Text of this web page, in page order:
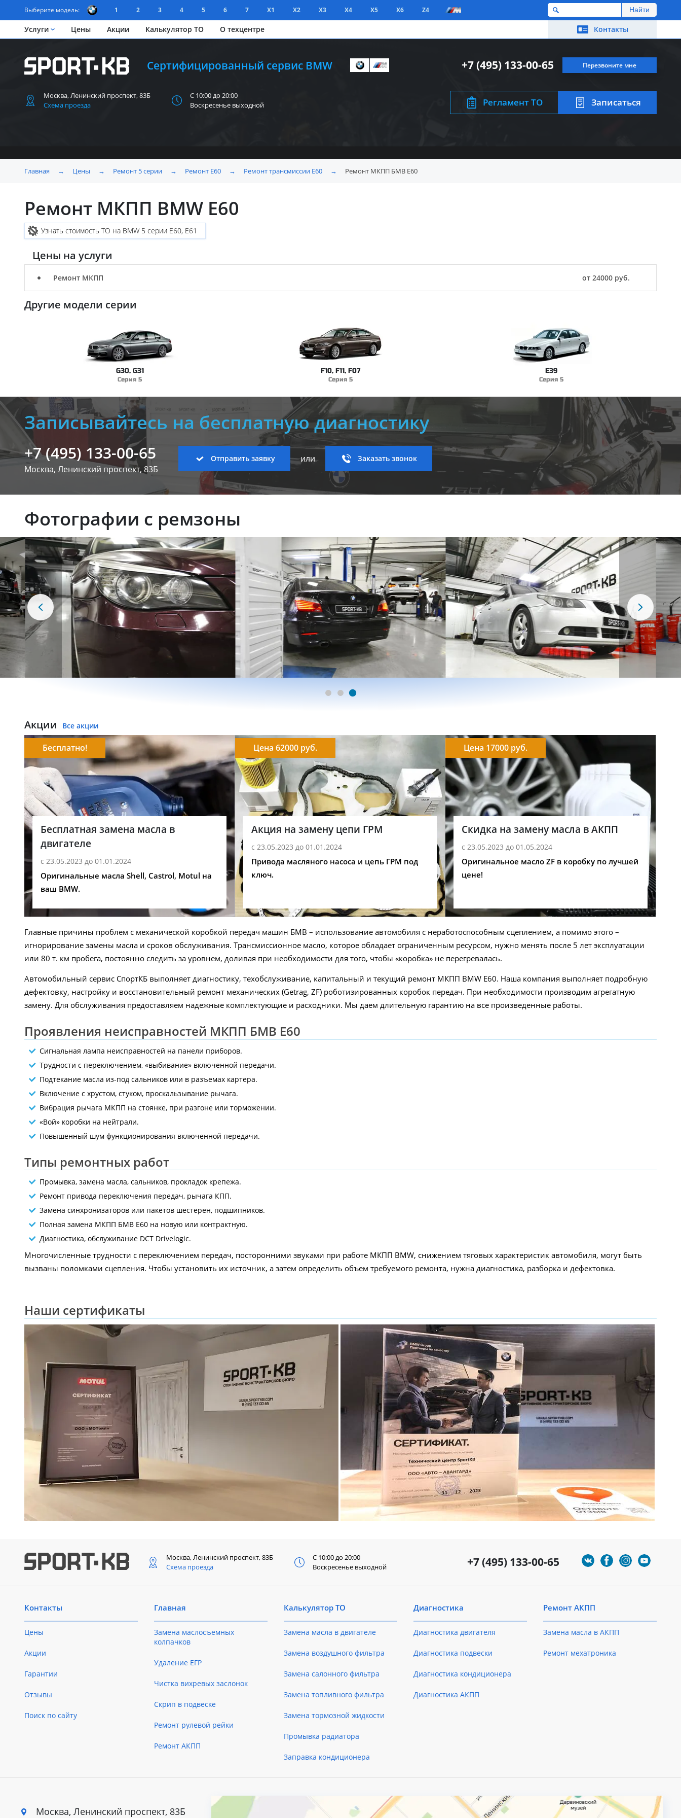
Выберите модель: 1 2 3 4 5 6 7 X1 X2 X3 X4 X5 X6 Z4
Услуги Цены Акции Калькулятор ТО О техцентре Контакты
Сертифицированный сервис BMW Перезвоните мне
+7 (495) 133-00-65
Москва, Ленинский проспект, 83Б
Схема проезда
С 10:00 до 20:00
Воскресенье выходной
Регламент ТО Записаться
Главная → Цены → Ремонт 5 серии → Ремонт Е60 → Ремонт трансмиссии E60 → Ремонт МКПП БМВ E60
Ремонт МКПП BMW E60
Узнать стоимость ТО на BMW 5 серии E60, E61
Цены на услуги
Ремонт МКПП от 24000 руб.
Другие модели серии
G30, G31
Серия 5
F10, F11, F07
Серия 5
E39
Серия 5
Записывайтесь на бесплатную диагностику
+7 (495) 133-00-65
Москва, Ленинский проспект, 83Б
Отправить заявку или Заказать звонок
Фотографии с ремзоны
Акции Все акции
Бесплатная замена масла в
двигателе
с 23.05.2023 до 01.01.2024
Бесплатно!
Оригинальные масла Shell, Castrol, Motul на
ваш BMW.
Акция на замену цепи ГРМ
с 23.05.2023 до 01.01.2024
Цена 62000 руб.
Привода масляного насоса и цепь ГРМ под
ключ.
Скидка на замену масла в АКПП
с 23.05.2023 до 01.05.2024
Цена 17000 руб.
Оригинальное масло ZF в коробку по лучшей
цене!
Главные причины проблем с механической коробкой передач машин БМВ – использование автомобиля с неработоспособным сцеплением, а помимо этого –
игнорирование замены масла и сроков обслуживания. Трансмиссионное масло, которое обладает ограниченным ресурсом, нужно менять после 5 лет эксплуатации
или 80 т. км пробега, постоянно следить за уровнем, доливая при необходимости для того, чтобы «коробка» не перегревалась.
Автомобильный сервис СпортКБ выполняет диагностику, техобслуживание, капитальный и текущий ремонт МКПП BMW E60. Наша компания выполняет подробную
дефектовку, настройку и восстановительный ремонт механических (Getrag, ZF) роботизированных коробок передач. При необходимости производим агрегатную
замену. Для обслуживания предоставляем надежные комплектующие и расходники. Мы даем длительную гарантию на все произведенные работы.
Проявления неисправностей МКПП БМВ E60
Сигнальная лампа неисправностей на панели приборов.
Трудности с переключением, «выбивание» включенной передачи.
Подтекание масла из-под сальников или в разъемах картера.
Включение с хрустом, стуком, проскальзывание рычага.
Вибрация рычага МКПП на стоянке, при разгоне или торможении.
«Вой» коробки на нейтрали.
Повышенный шум функционирования включенной передачи.
Типы ремонтных работ
Промывка, замена масла, сальников, прокладок крепежа.
Ремонт привода переключения передач, рычага КПП.
Замена синхронизаторов или пакетов шестерен, подшипников.
Полная замена МКПП БМВ E60 на новую или контрактную.
Диагностика, обслуживание DCT Drivelogic.
Многочисленные трудности с переключением передач, посторонними звуками при работе МКПП BMW, снижением тяговых характеристик автомобиля, могут быть
вызваны поломками сцепления. Чтобы установить их источник, а затем определить объем требуемого ремонта, нужна диагностика, разборка и дефектовка.
Наши сертификаты
+7 (495) 133-00-65
Москва, Ленинский проспект, 83Б
Схема проезда
С 10:00 до 20:00
Воскресенье выходной
Контакты
Цены
Акции
Гарантии
Отзывы
Поиск по сайту
Главная
Замена маслосъемных
колпачков
Удаление ЕГР
Чистка вихревых заслонок
Скрип в подвеске
Ремонт рулевой рейки
Ремонт АКПП
Калькулятор ТО
Замена масла в двигателе
Замена воздушного фильтра
Замена салонного фильтра
Замена топливного фильтра
Замена тормозной жидкости
Промывка радиатора
Заправка кондиционера
Диагностика
Диагностика двигателя
Диагностика подвески
Диагностика кондиционера
Диагностика АКПП
Ремонт АКПП
Замена масла в АКПП
Ремонт мехатроника
Москва, Ленинский проспект, 83Б